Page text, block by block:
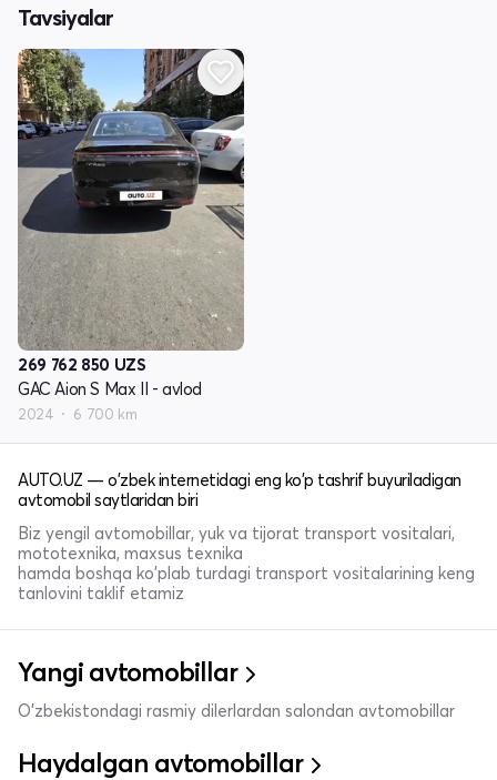
Tavsiyalar
269 762 850 UZS
GAC Aion S Max II - avlod
2024 6 700 km
AUTO.UZ — o'zbek internetidagi eng ko'p tashrif buyuriladigan
avtomobil saytlaridan biri
Biz yengil avtomobillar, yuk va tijorat transport vositalari,
mototexnika, maxsus texnika
hamda boshqa ko'plab turdagi transport vositalarining keng
tanlovini taklif etamiz
Yangi avtomobillar
O'zbekistondagi rasmiy dilerlardan salondan avtomobillar
Haydalgan avtomobillar